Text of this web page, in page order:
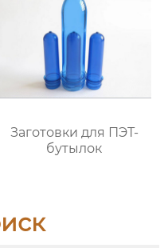
Заготовки для ПЭТ-
бутылок